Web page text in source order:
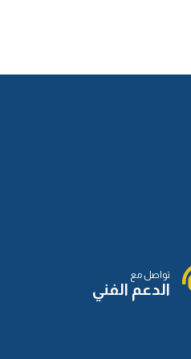
تواصل مع
الدعم الفني